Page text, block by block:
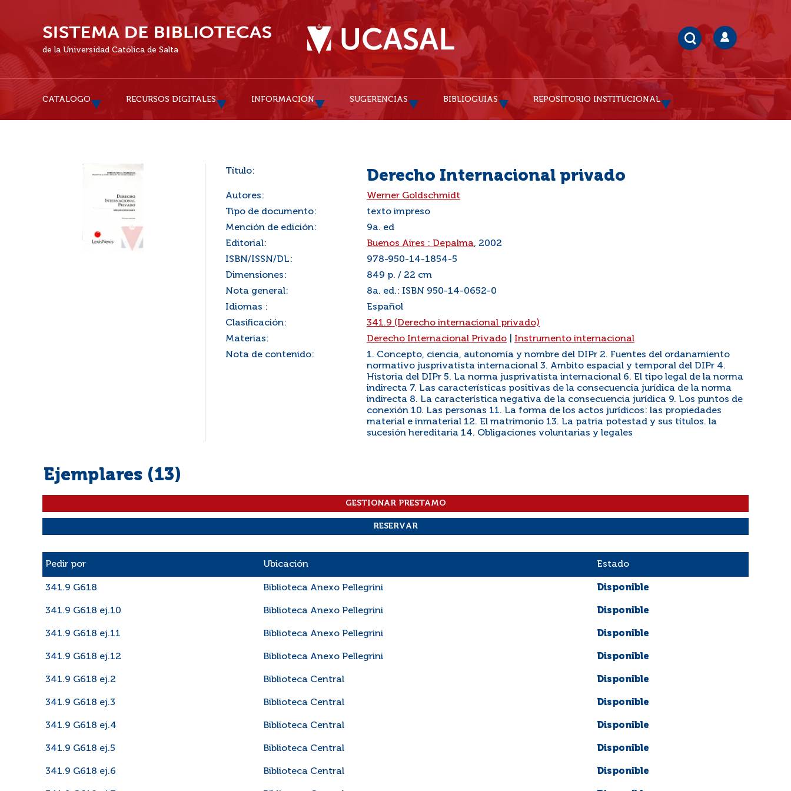
de la Universidad Católica de Salta
CATÁLOGO RECURSOS DIGITALES INFORMACIÓN SUGERENCIAS BIBLIOGUÍAS REPOSITORIO INSTITUCIONAL
Título: Derecho Internacional privado
Autores:
Werner Goldschmidt
Tipo de documento:
texto impreso
Mención de edición:
9a. ed
Editorial:
Buenos Aires : Depalma, 2002
ISBN/ISSN/DL:
978-950-14-1854-5
Dimensiones:
849 p. / 22 cm
Nota general:
8a. ed.: ISBN 950-14-0652-0
Idiomas :
Español
Clasificación:
341.9 (Derecho internacional privado)
Materias:
Derecho Internacional Privado
Instrumento internacional
Nota de contenido:
1. Concepto, ciencia, autonomía y nombre del DIPr 2. Fuentes del ordanamiento
normativo jusprivatista internacional 3. Ambito espacial y temporal del DIPr 4.
Historia del DIPr 5. La norma jusprivatista internacional 6. El tipo legal de la norma
indirecta 7. Las características positivas de la consecuencia jurídica de la norma
indirecta 8. La característica negativa de la consecuencia jurídica 9. Los puntos de
conexión 10. Las personas 11. La forma de los actos jurídicos: las propiedades
material e inmaterial 12. El matrimonio 13. La patria potestad y sus títulos. la
sucesión hereditaria 14. Obligaciones voluntarias y legales
Ejemplares (13)
Pedir por Ubicación Estado
341.9 G618 Biblioteca Anexo Pellegrini Disponible
341.9 G618 ej.10 Biblioteca Anexo Pellegrini Disponible
341.9 G618 ej.11 Biblioteca Anexo Pellegrini Disponible
341.9 G618 ej.12 Biblioteca Anexo Pellegrini Disponible
341.9 G618 ej.2 Biblioteca Central Disponible
341.9 G618 ej.3 Biblioteca Central Disponible
341.9 G618 ej.4 Biblioteca Central Disponible
341.9 G618 ej.5 Biblioteca Central Disponible
341.9 G618 ej.6 Biblioteca Central Disponible